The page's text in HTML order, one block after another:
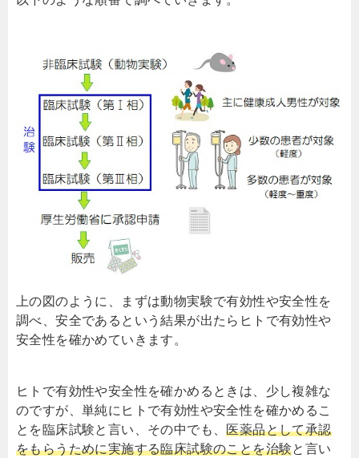
上の図のように、まずは動物実験で有効性や安全性を
調べ、安全であるという結果が出たらヒトで有効性や
安全性を確かめていきます。
ヒトで有効性や安全性を確かめるときは、少し複雑な
のですが、単純にヒトで有効性や安全性を確かめるこ
とを臨床試験と言い、その中でも、医薬品として承認
をもらうために実施する臨床試験のことを治験と言い